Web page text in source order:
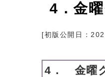
4．金
[初版公開日：
4． 金曜